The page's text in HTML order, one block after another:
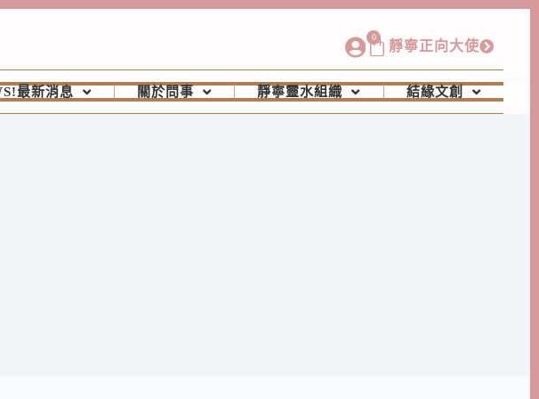
0
靜寧正向大使
最新消息 關於問事 靜寧靈水組織 結緣文創